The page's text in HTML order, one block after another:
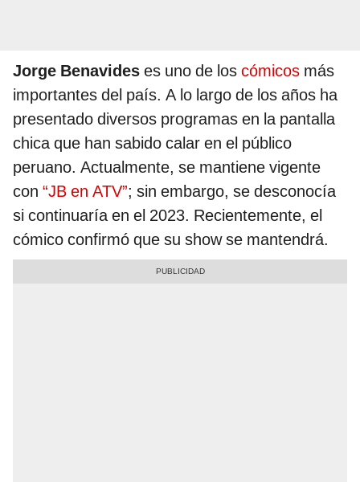
Jorge Benavides es uno de los cómicos más
importantes del país. A lo largo de los años ha
presentado diversos programas en la pantalla
chica que han sabido calar en el público
peruano. Actualmente, se mantiene vigente
con “JB en ATV”; sin embargo, se desconocía
si continuaría en el 2023. Recientemente, el
cómico confirmó que su show se mantendrá.